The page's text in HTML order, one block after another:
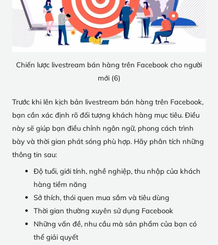
Chiến lược livestream bán hàng trên Facebook cho người
mới (6)
Trước khi lên kịch bản livestream bán hàng trên Facebook,
bạn cần xác định rõ đối tượng khách hàng mục tiêu. Điều
này sẽ giúp bạn điều chỉnh ngôn ngữ, phong cách trình
bày và thời gian phát sóng phù hợp. Hãy phân tích những
thông tin sau:
Độ tuổi, giới tính, nghề nghiệp, thu nhập của khách
hàng tiềm năng
Sở thích, thói quen mua sắm và tiêu dùng
Thời gian thường xuyên sử dụng Facebook
Những vấn đề, nhu cầu mà sản phẩm của bạn có
thể giải quyết